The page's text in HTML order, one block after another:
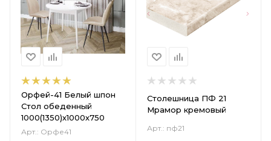
Орфей-41 Белый шпон
Стол обеденный
1000(1350)х1000х750
Арт.: Орфе41
Столешница ПФ 21
Мрамор кремовый
Арт.: пф21